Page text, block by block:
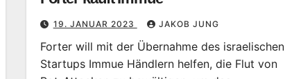
19. JANUAR 2023 JAKOB JUNG
Forter will mit der Übernahme des israelischen
Startups Immue Händlern helfen, die Flut von